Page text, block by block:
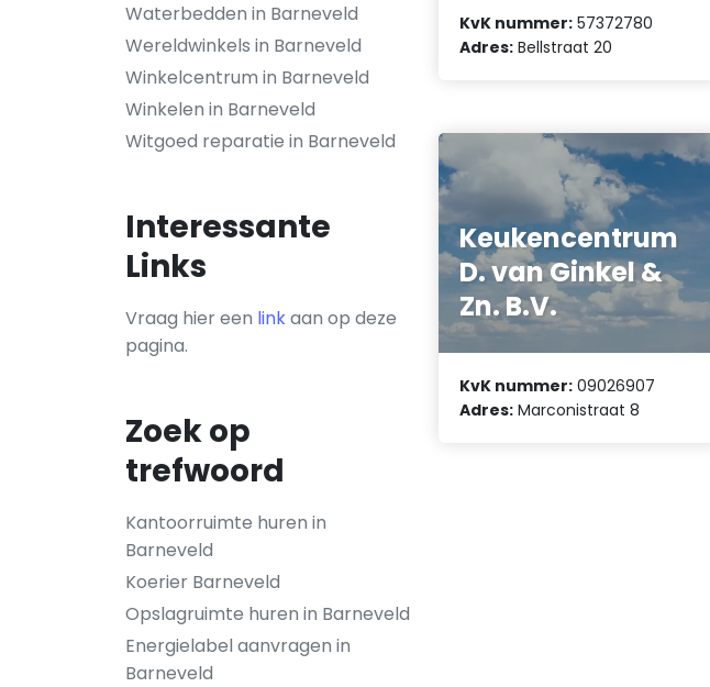
Waterbedden in Barneveld
Wereldwinkels in Barneveld
Winkelcentrum in Barneveld
Winkelen in Barneveld
Witgoed reparatie in Barneveld
Interessante
Links
Vraag hier een linkaan op deze
pagina.
Zoek op
trefwoord
Kantoorruimte huren in
Barneveld
Koerier Barneveld
Opslagruimte huren in Barneveld
Energielabel aanvragen in
Barneveld
KvK nummer: 57372780
Adres: Bellstraat 20
Keukencentrum
D. van Ginkel &
Zn. B.V.
KvK nummer: 09026907
Adres: Marconistraat 8